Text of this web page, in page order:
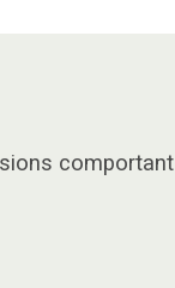
comportant